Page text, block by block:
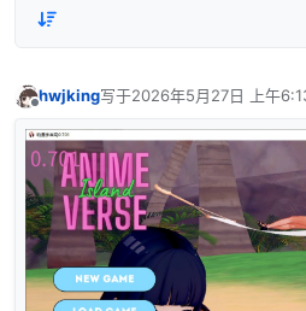
hwjking写于2026年5月27日 上午
最后由 编辑